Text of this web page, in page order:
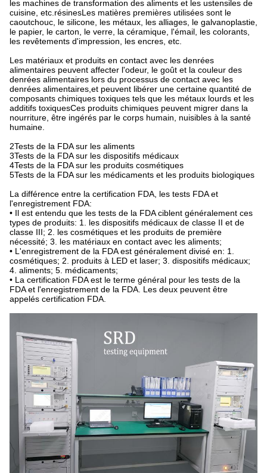
les machines de transformation des aliments et les ustensiles de
cuisine, etc.résinesLes matières premières utilisées sont le
caoutchouc, le silicone, les métaux, les alliages, le galvanoplastie,
le papier, le carton, le verre, la céramique, l'émail, les colorants,
les revêtements d'impression, les encres, etc.
Les matériaux et produits en contact avec les denrées
alimentaires peuvent affecter l'odeur, le goût et la couleur des
denrées alimentaires lors du processus de contact avec les
denrées alimentaires,et peuvent libérer une certaine quantité de
composants chimiques toxiques tels que les métaux lourds et les
additifs toxiquesCes produits chimiques peuvent migrer dans la
nourriture, être ingérés par le corps humain, nuisibles à la santé
humaine.
2Tests de la FDA sur les aliments
3Tests de la FDA sur les dispositifs médicaux
4Tests de la FDA sur les produits cosmétiques
5Tests de la FDA sur les médicaments et les produits biologiques
La différence entre la certification FDA, les tests FDA et
l'enregistrement FDA:
• Il est entendu que les tests de la FDA ciblent généralement ces
types de produits: 1. les dispositifs médicaux de classe II et de
classe III; 2. les cosmétiques et les produits de première
nécessité; 3. les matériaux en contact avec les aliments;
• L'enregistrement de la FDA est généralement divisé en: 1.
cosmétiques; 2. produits à LED et laser; 3. dispositifs médicaux;
4. aliments; 5. médicaments;
• La certification FDA est le terme général pour les tests de la
FDA et l'enregistrement de la FDA. Les deux peuvent être
appelés certification FDA.